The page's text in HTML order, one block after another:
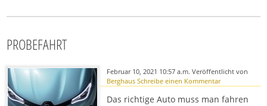
PROBEFAHRT
Februar 10, 2021 10:57 a.m. Veröffentlicht von
Berghaus Schreibe einen Kommentar
Das richtige Auto muss man fahren